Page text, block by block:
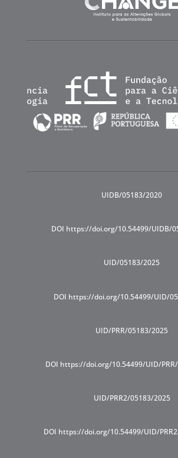
UIDB/05183/2020
DOI https://doi.org/10.54499/UIDB/
UID/05183/2025
DOI https://doi.org/10.54499/UID/
UID/PRR/05183/2025
DOI https://doi.org/10.54499/UID/
UID/PRR2/05183/2025
DOI https://doi.org/10.54499/UID/